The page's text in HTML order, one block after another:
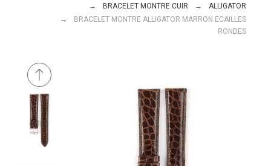
BRACELET MONTRE CUIR
ALLIGATOR
BRACELET MONTRE ALLIGATOR MARRON ECAILLES
RONDES